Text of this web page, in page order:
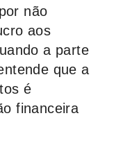
não
aos
a parte
que a
é
financeira